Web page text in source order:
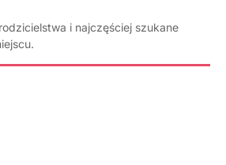
i najczęściej szukane